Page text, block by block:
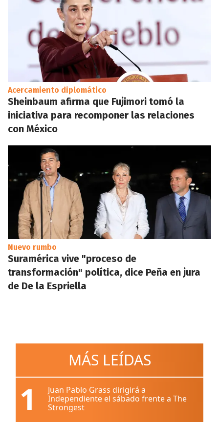
Acercamiento diplomático
Sheinbaum afirma que Fujimori tomó la
iniciativa para recomponer las relaciones
con México
Nuevo rumbo
Suramérica vive "proceso de
transformación" política, dice Peña en jura
de De la Espriella
MÁS LEÍDAS
1
Juan Pablo Grass dirigirá a
Independiente el sábado frente a The
Strongest